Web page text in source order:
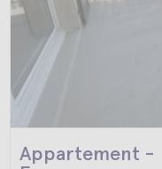
Appartement -